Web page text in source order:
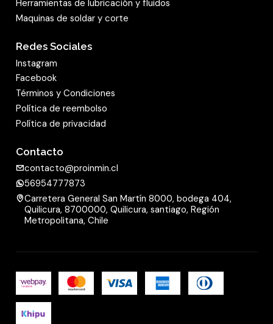
Herramientas de lubricación y fluidos
Maquinas de soldar y corte
Redes Sociales
Instagram
Facebook
Términos y Condiciones
Política de reembolso
Política de privacidad
Contacto
contacto@proinmin.cl
56954777873
Carretera General San Martín 8000, bodega 404,
Quilicura, 8700000, Quilicura, santiago, Región
Metropolitana, Chile